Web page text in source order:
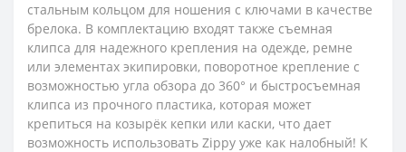
стальным кольцом для ношения с ключами в качестве
брелока. В комплектацию входят также съемная
клипса для надежного крепления на одежде, ремне
или элементах экипировки, поворотное крепление с
возможностью угла обзора до 360° и быстросъемная
клипса из прочного пластика, которая может
крепиться на козырёк кепки или каски, что дает
возможность использовать Zippy уже как налобный! К